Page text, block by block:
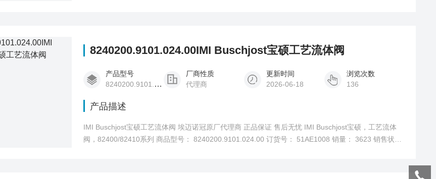
8240200.9101.024.00IMI Buschjost宝硕工艺流体阀
产品型号
8240200.9101.024.00
厂商性质
代理商
更新时间
2026-06-18
浏览次数
136
产品描述
IMI Buschjost宝硕工艺流体阀 埃迈诺冠原厂代理商 正品保证 售后无忧 IMI Buschjost宝硕，工艺流体
阀，82400/82410系列 商品型号： 8240200.9101.024.00 订货号： 51AE1008 销量： 3623 销售状